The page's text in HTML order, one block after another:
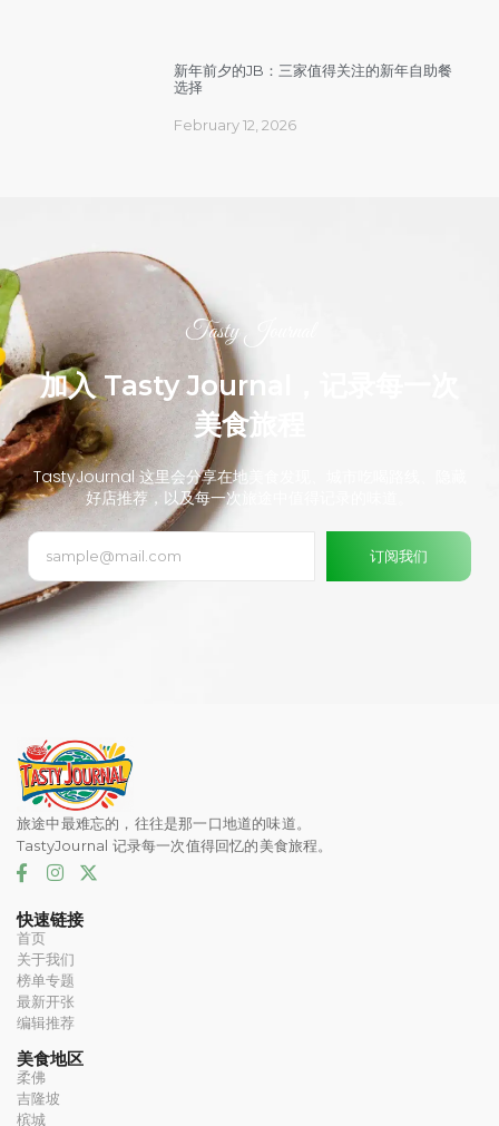
新年前夕的JB：三家值得关注的新年自助餐
选择
February 12, 2026
Tasty Journal
加入 Tasty Journal，记录每一次
美食旅程
TastyJournal 这里会分享在地美食发现、城市吃喝路线、隐藏
好店推荐，以及每一次旅途中值得记录的味道。
订阅我们
旅途中最难忘的，往往是那一口地道的味道。
TastyJournal 记录每一次值得回忆的美食旅程。
快速链接
首页
关于我们
榜单专题
最新开张
编辑推荐
美食地区
柔佛
吉隆坡
槟城